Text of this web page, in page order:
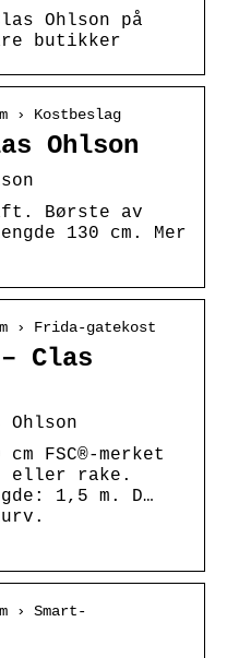
Ohlson på
butikker
› Kostbeslag
Ohlson
Børste av
130 cm. Mer
› Frida-gatekost
Clas
FSC®-merket
eller rake.
1,5 m. D…
› Smart-